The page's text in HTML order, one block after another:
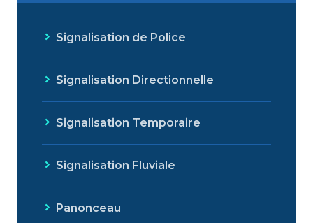
Signalisation de Police
Signalisation Directionnelle
Signalisation Temporaire
Signalisation Fluviale
Panonceau